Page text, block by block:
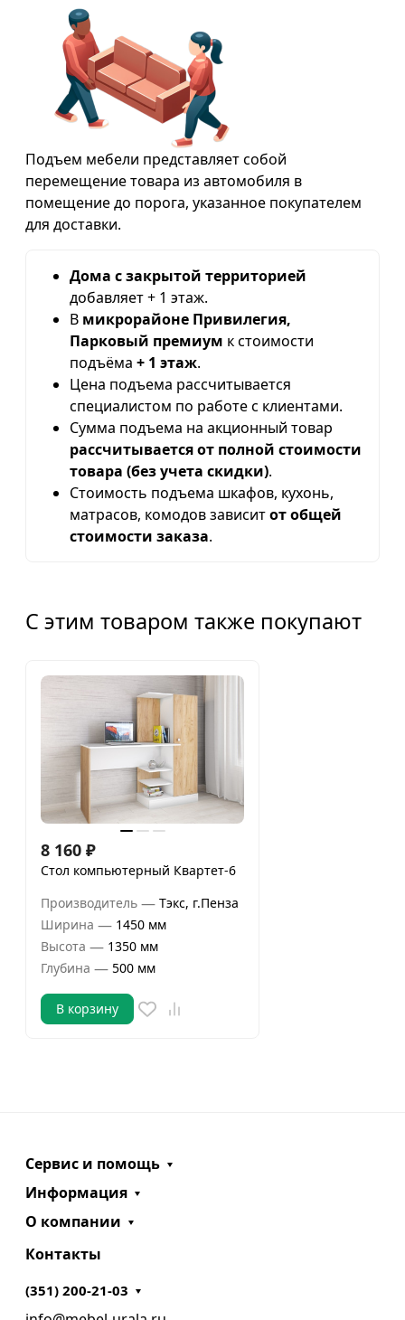
Подъем мебели представляет собой
перемещение товара из автомобиля в
помещение до порога, указанное покупателем
для доставки.
Дома с закрытой территорией
добавляет + 1 этаж.
В микрорайоне Привилегия,
Парковый премиум к стоимости
подъёма + 1 этаж.
Цена подъема рассчитывается
специалистом по работе с клиентами.
Сумма подъема на акционный товар
рассчитывается от полной стоимости
товара (без учета скидки).
Стоимость подъема шкафов, кухонь,
матрасов, комодов зависитот общей
стоимости заказа.
С этим товаром также покупают
8 160 ₽
Стол компьютерный Квартет-6
Производитель — Тэкс, г.Пенза
Ширина — 1450 мм
Высота — 1350 мм
Глубина — 500 мм
В корзину
Сервис и помощь
Информация
О компании
Контакты
(351) 200-21-03